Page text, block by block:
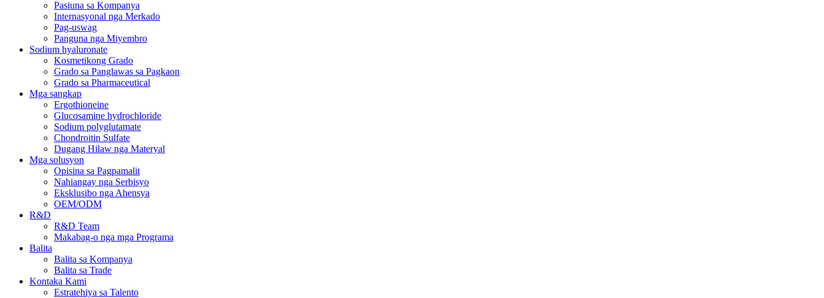
Pasiuna sa Kompanya
Internasyonal nga Merkado
Pag-uswag
Panguna nga Miyembro
Sodium hyaluronate
Kosmetikong Grado
Grado sa Panglawas sa Pagkaon
Grado sa Pharmaceutical
Mga sangkap
Ergothioneine
Glucosamine hydrochloride
Sodium polyglutamate
Chondroitin Sulfate
Dugang Hilaw nga Materyal
Mga solusyon
Opisina sa Pagpamalit
Nahiangay nga Serbisyo
Eksklusibo nga Ahensya
OEM/ODM
R&D
R&D Team
Makabag-o nga mga Programa
Balita
Balita sa Kompanya
Balita sa Trade
Kontaka Kami
Estratehiya sa Talento